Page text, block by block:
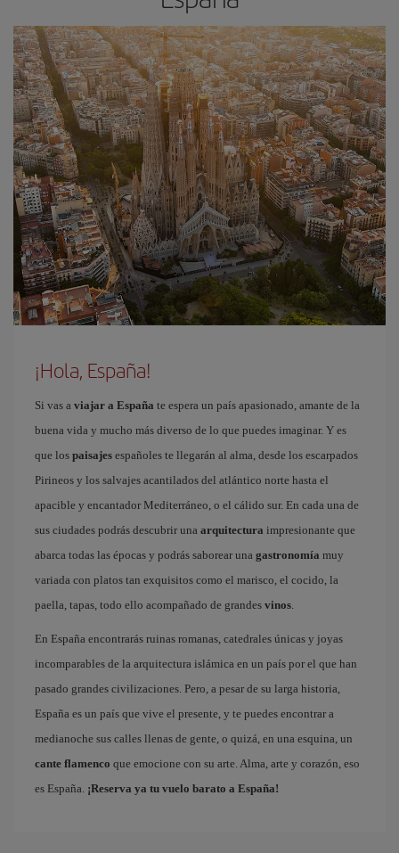
¡Hola, España!
Si vas a viajar a España te espera un país apasionado, amante de la
buena vida y mucho más diverso de lo que puedes imaginar. Y es
que los paisajes españoles te llegarán al alma, desde los escarpados
Pirineos y los salvajes acantilados del atlántico norte hasta el
apacible y encantador Mediterráneo, o el cálido sur. En cada una de
sus ciudades podrás descubrir una arquitectura impresionante que
abarca todas las épocas y podrás saborear una gastronomía muy
variada con platos tan exquisitos como el marisco, el cocido, la
paella, tapas, todo ello acompañado de grandes vinos
En España encontrarás ruinas romanas, catedrales únicas y joyas
incomparables de la arquitectura islámica en un país por el que han
pasado grandes civilizaciones. Pero, a pesar de su larga historia,
España es un país que vive el presente, y te puedes encontrar a
medianoche sus calles llenas de gente, o quizá, en una esquina, un
cante flamenco que emocione con su arte. Alma, arte y corazón, eso
es España. ¡Reserva ya tu vuelo barato a España!